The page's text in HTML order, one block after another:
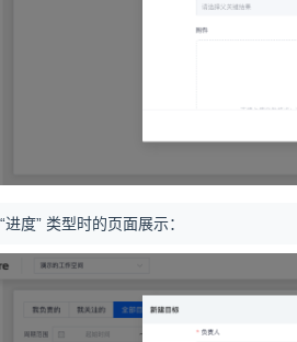
度” 类型时的页面展示：